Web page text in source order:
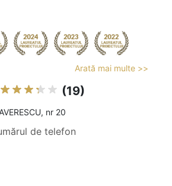
Arată mai multe >>
(19)
nr 20
de telefon